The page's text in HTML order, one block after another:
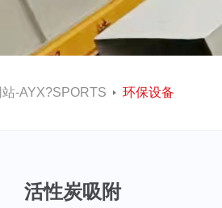
-AYX?SPORTS 环保设备
活性炭吸附